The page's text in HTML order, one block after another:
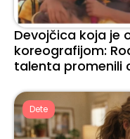
Devojčica koja je
koreografijom:
talenta promenili
Dete